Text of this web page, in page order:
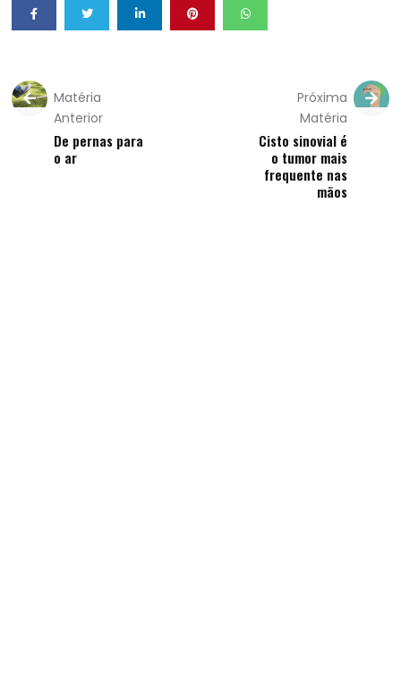
Matéria
Anterior
De pernas para
o ar
Próxima
Matéria
Cisto sinovial é
o tumor mais
frequente nas
mãos